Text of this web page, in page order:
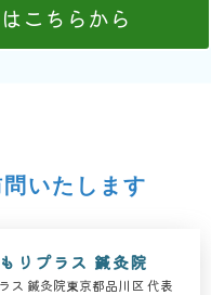
こちらから
いたします
りプラス 鍼灸院
ス 鍼灸院東京都品川区 代表